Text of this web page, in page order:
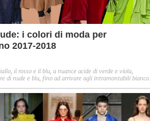
i colori di moda per
2017-2018
il rosso e il blu, a nuance acide di verde e viola,
di nude e blu, fino ad arrivare agli intramontabili bianco
avere.